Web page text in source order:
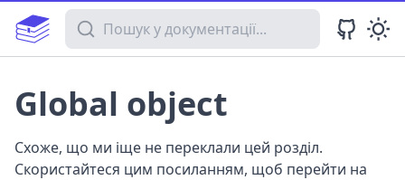
Пошук у документації
Global object
Схоже, що ми іще не переклали цей розділ.
Скористайтеся цим посиланням, щоб перейти на